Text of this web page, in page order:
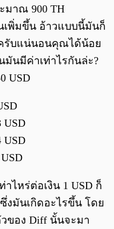
มาณ 900 TH
เพิ่มขึ้น อ้าวแบบนี้มันก็
รับแน่นอนคุณได้น้อย
นมีค่าเท่าไรกันล่ะ?
USD
าไหร่ต่อเงิน 1 USD ก็
ซึ่งมันเกิดอะไรขึ้น โดย
ของ Diff นั้นจะมา